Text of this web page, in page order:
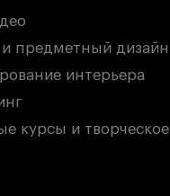
предметный дизайн
интерьера
курсы и творческое